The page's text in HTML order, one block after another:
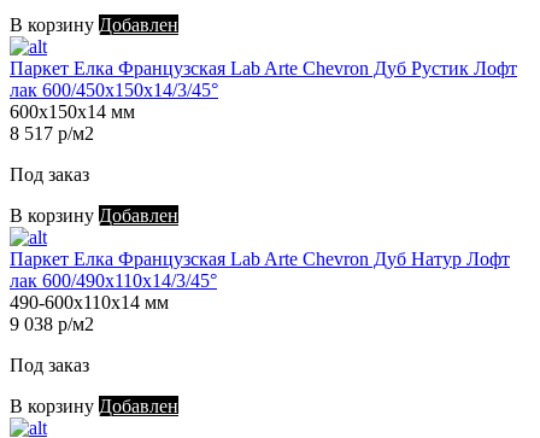
В корзину Добавлен
Паркет Елка Французская Lab Arte Chevron Дуб Рустик Лофт
лак 600/450х150х14/3/45°
600х150х14 мм
8 517 р/м2
Под заказ
В корзину Добавлен
Паркет Елка Французская Lab Arte Chevron Дуб Натур Лофт
лак 600/490х110х14/3/45°
490-600х110х14 мм
9 038 р/м2
Под заказ
В корзину Добавлен